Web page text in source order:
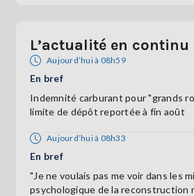
L’actualité en continu
Aujourd’hui à 08h59
En bref
Indemnité carburant pour "grands
limite de dépôt reportée à fin août
Aujourd’hui à 08h33
En bref
"Je ne voulais pas me voir dans les
psychologique de la reconstruction